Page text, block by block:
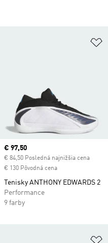
Current price
€ 97,50
€ 84,50 Posledná najnižšia cena
€ 130 Pôvodná cena
Tenisky ANTHONY EDWARDS 2
Performance
9 farby